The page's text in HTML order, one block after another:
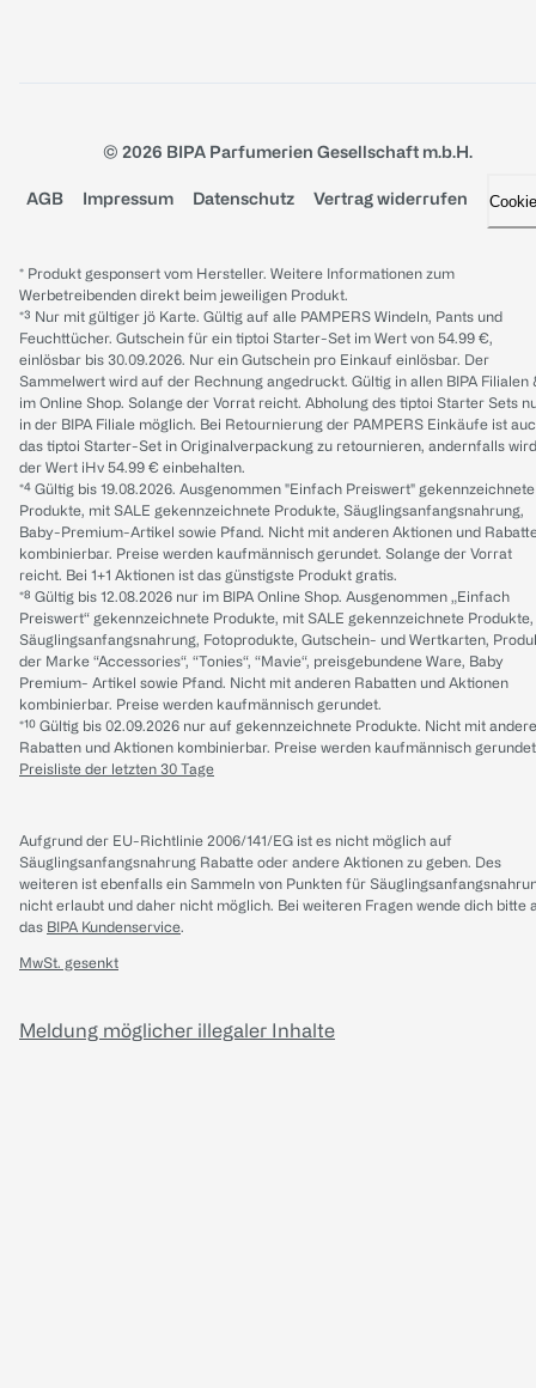
© 2026 BIPA Parfumerien Gesellschaft m.b.H.
AGB Impressum Datenschutz Vertrag widerrufen
* Produkt gesponsert vom Hersteller. Weitere Informationen zum
Werbetreibenden direkt beim jeweiligen Produkt.
*³ Nur mit gültiger jö Karte. Gültig auf alle PAMPERS Windeln, Pants und
Feuchttücher. Gutschein für ein tiptoi Starter-Set im Wert von 54.99 €,
einlösbar bis 30.09.2026. Nur ein Gutschein pro Einkauf einlösbar. Der
Sammelwert wird auf der Rechnung angedruckt. Gültig in allen BIPA Filialen
im Online Shop. Solange der Vorrat reicht. Abholung des tiptoi Starter Sets
in der BIPA Filiale möglich. Bei Retournierung der PAMPERS Einkäufe ist
das tiptoi Starter-Set in Originalverpackung zu retournieren, andernfalls wird
der Wert iHv 54.99 € einbehalten.
*⁴ Gültig bis 19.08.2026. Ausgenommen "Einfach Preiswert" gekennzeichnete
Produkte, mit SALE gekennzeichnete Produkte, Säuglingsanfangsnahrung,
Baby-Premium-Artikel sowie Pfand. Nicht mit anderen Aktionen und
kombinierbar. Preise werden kaufmännisch gerundet. Solange der Vorrat
reicht. Bei 1+1 Aktionen ist das günstigste Produkt gratis.
*⁸ Gültig bis 12.08.2026 nur im BIPA Online Shop. Ausgenommen „Einfach
Preiswert“ gekennzeichnete Produkte, mit SALE gekennzeichnete Produkte,
Säuglingsanfangsnahrung, Fotoprodukte, Gutschein- und Wertkarten,
der Marke “Accessories“, “Tonies“, “Mavie“, preisgebundene Ware, Baby
Premium- Artikel sowie Pfand. Nicht mit anderen Rabatten und Aktionen
kombinierbar. Preise werden kaufmännisch gerundet.
*¹⁰ Gültig bis 02.09.2026 nur auf gekennzeichnete Produkte. Nicht mit
Rabatten und Aktionen kombinierbar. Preise werden kaufmännisch
Preisliste der letzten 30 Tage
Aufgrund der EU-Richtlinie 2006/141/EG ist es nicht möglich auf
Säuglingsanfangsnahrung Rabatte oder andere Aktionen zu geben. Des
weiteren ist ebenfalls ein Sammeln von Punkten für
nicht erlaubt und daher nicht möglich. Bei weiteren Fragen wende dich bitte
das BIPA Kundenservice.
MwSt. gesenkt
Meldung möglicher illegaler Inhalte